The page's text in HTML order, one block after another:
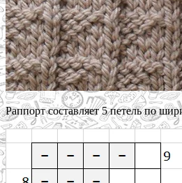
Раппорт составляет 5 петель по